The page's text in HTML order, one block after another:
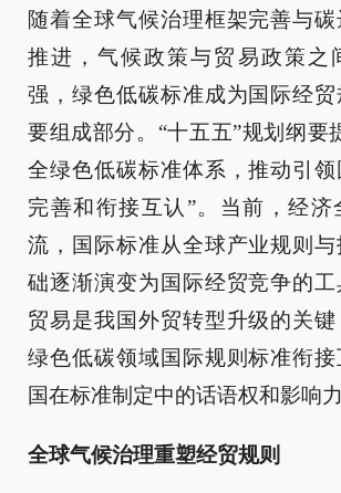
随着全球气候治理框架完善与
推进，气候政策与贸易政策之
强，绿色低碳标准成为国际经
要组成部分。“十五五”规划纲要
全绿色低碳标准体系，推动引
完善和衔接互认”。当前，经济
流，国际标准从全球产业规则
础逐渐演变为国际经贸竞争的
贸易是我国外贸转型升级的关
绿色低碳领域国际规则标准衔
国在标准制定中的话语权和影响力
全球气候治理重塑经贸规则